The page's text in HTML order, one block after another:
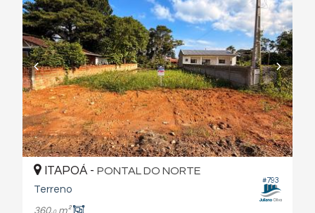
#793
ITAPOÁ - PONTAL DO NORTE
Terreno
360, m²